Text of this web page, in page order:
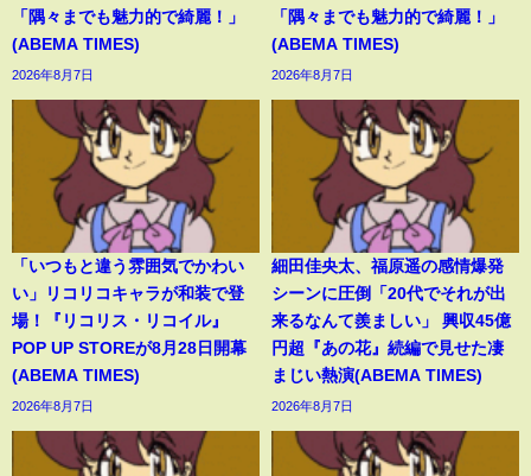
「隅々までも魅力的で綺麗！」
(ABEMA TIMES)
2026年8月7日
「隅々までも魅力的で綺麗！」
(ABEMA TIMES)
2026年8月7日
「いつもと違う雰囲気でかわい
い」リコリコキャラが和装で登
場！『リコリス・リコイル』
POP UP STOREが8月28日開幕
(ABEMA TIMES)
2026年8月7日
細田佳央太、福原遥の感情爆発
シーンに圧倒「20代でそれが出
来るなんて羨ましい」 興収45億
円超『あの花』続編で見せた凄
まじい熱演(ABEMA TIMES)
2026年8月7日